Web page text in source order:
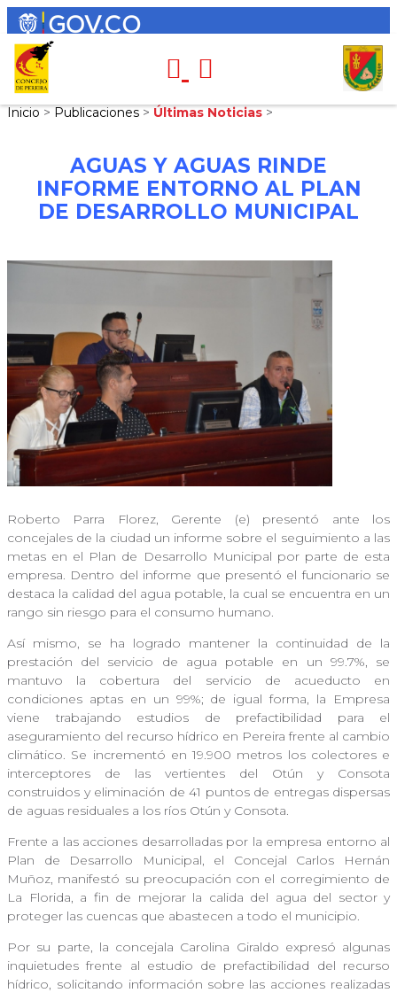
Inicio > Publicaciones > Últimas Noticias >
AGUAS Y AGUAS RINDE
INFORME ENTORNO AL PLAN
DE DESARROLLO MUNICIPAL
Roberto Parra Florez, Gerente (e) presentó ante los
concejales de la ciudad un informe sobre el seguimiento a las
metas en el Plan de Desarrollo Municipal por parte de esta
empresa. Dentro del informe que presentó el funcionario se
destaca la calidad del agua potable, la cual se encuentra en un
rango sin riesgo para el consumo humano.
Así mismo, se ha logrado mantener la continuidad de la
prestación del servicio de agua potable en un 99.7%, se
mantuvo la cobertura del servicio de acueducto en
condiciones aptas en un 99%; de igual forma, la Empresa
viene trabajando estudios de prefactibilidad para el
aseguramiento del recurso hídrico en Pereira frente al cambio
climático. Se incrementó en 19.900 metros los colectores e
interceptores de las vertientes del Otún y Consota
construidos y eliminación de 41 puntos de entregas dispersas
de aguas residuales a los ríos Otún y Consota.
Frente a las acciones desarrolladas por la empresa entorno al
Plan de Desarrollo Municipal, el Concejal Carlos Hernán
Muñoz, manifestó su preocupación con el corregimiento de
La Florida, a fin de mejorar la calida del agua del sector y
proteger las cuencas que abastecen a todo el municipio.
Por su parte, la concejala Carolina Giraldo expresó algunas
inquietudes frente al estudio de prefactibilidad del recurso
hídrico, solicitando información sobre las acciones realizadas